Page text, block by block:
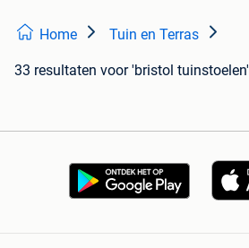
Home Tuin en Terras
33 resultaten voor 'bristol tuinstoelen'